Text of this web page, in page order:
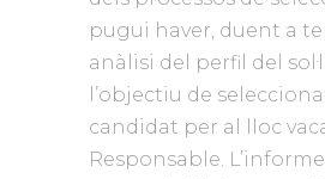
pugui haver, duent a
anàlisi del perfil del
l’objectiu de
candidat per al lloc
Responsable.